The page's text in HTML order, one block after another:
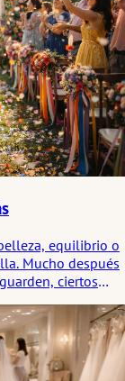
equilibrio o
Mucho después
ciertos
la boda no solo
emocional que